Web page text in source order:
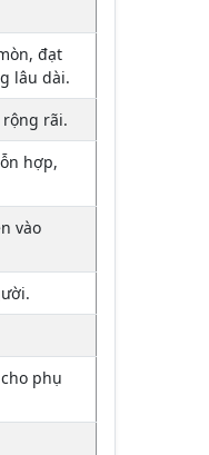
đạt
lâu dài.
rãi.
hợp,
vào
phụ